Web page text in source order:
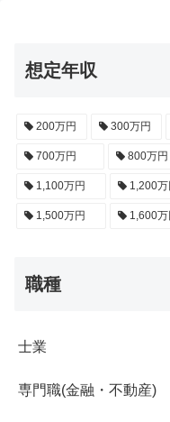
想定年収
200万円 300万円
700万円 800万円
1,100万円 1,200万
1,500万円 1,600万
職種
士業
専門職(金融・不動産)